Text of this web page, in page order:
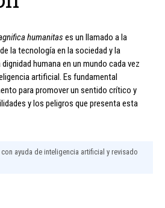
humanitas es un llamado a la
la tecnología en la sociedad y la
humana en un mundo cada vez
artificial. Es fundamental
para promover un sentido crítico y
y los peligros que presenta esta
ayuda de inteligencia artificial y revisado